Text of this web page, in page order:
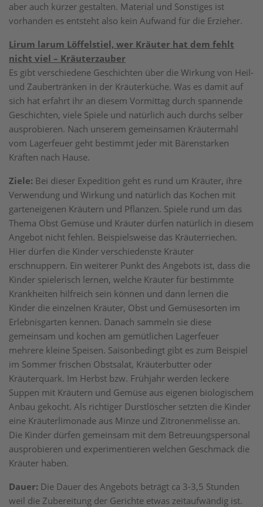
aber auch kürzer gestalten. Material und Sonstiges ist
vorhanden es entsteht also kein Aufwand für die Erzieher.
Lirum larum Löffelstiel, wer Kräuter hat dem fehlt
nicht viel – Kräuterzauber
Es gibt verschiedene Geschichten über die Wirkung von Heil-
und Zaubertränken in der Kräuterküche. Was es damit auf
sich hat erfahrt ihr an diesem Vormittag durch spannende
Geschichten, viele Spiele und natürlich auch durchs selber
ausprobieren. Nach unserem gemeinsamen Kräutermahl
vom Lagerfeuer geht bestimmt jeder mit Bärenstarken
Kräften nach Hause.
Ziele: Bei dieser Expedition geht es rund um Kräuter, ihre
Verwendung und Wirkung und natürlich das Kochen mit
garteneigenen Kräutern und Pflanzen. Spiele rund um das
Thema Obst Gemüse und Kräuter dürfen natürlich in diesem
Angebot nicht fehlen. Beispielsweise das Kräuterriechen.
Hier dürfen die Kinder verschiedenste Kräuter
erschnuppern. Ein weiterer Punkt des Angebots ist, dass die
Kinder spielerisch lernen, welche Kräuter für bestimmte
Krankheiten hilfreich sein können und dann lernen die
Kinder die einzelnen Kräuter, Obst und Gemüsesorten im
Erlebnisgarten kennen. Danach sammeln sie diese
gemeinsam und kochen am gemütlichen Lagerfeuer
mehrere kleine Speisen. Saisonbedingt gibt es zum Beispiel
im Sommer frischen Obstsalat, Kräuterbutter oder
Kräuterquark. Im Herbst bzw. Frühjahr werden leckere
Suppen mit Kräutern und Gemüse aus eigenen biologischem
Anbau gekocht. Als richtiger Durstlöscher setzten die Kinder
eine Kräuterlimonade aus Minze und Zitronenmelisse an.
Die Kinder dürfen gemeinsam mit dem Betreuungspersonal
ausprobieren und experimentieren welchen Geschmack die
Kräuter haben.
Dauer: Die Dauer des Angebots beträgt ca 3-3,5 Stunden
weil die Zubereitung der Gerichte etwas zeitaufwändig ist.